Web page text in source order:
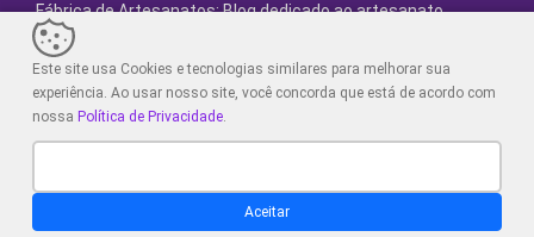
Fábrica de Artesanatos: Blog dedicado ao artesanato,
crochê e dicas criativas. Explore projetos únicos, aprenda
técnicas e encontre inspiração para desencadear sua
criatividade artística. Junte-se a nós!
Este site usa Cookies e tecnologias similares para melhorar sua
experiência. Ao usar nosso site, você concorda que está de acordo com
nossa Política de Privacidade.
Aceitar